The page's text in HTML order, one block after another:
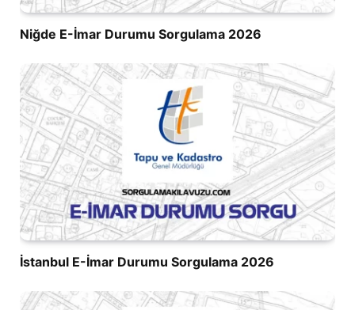
Niğde E-İmar Durumu Sorgulama 2026
İstanbul E-İmar Durumu Sorgulama 2026